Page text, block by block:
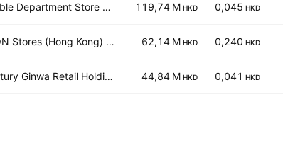
Shirble Department Store Holdings (China) Ltd. 119,74 M HKD 0,045 HKD
AEON Stores (Hong Kong) Co., Limited 62,14 M HKD 0,240 HKD
Century Ginwa Retail Holdings Limited 44,84 M HKD 0,041 HKD